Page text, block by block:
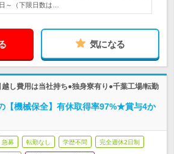
～（下限日数は…
気になる
し費用は当社持ち●独身寮有り●千葉工場/転勤
【機械保全】有休取得率97%★賞与4か
急募 転勤なし 学歴不問 完全週休2日制